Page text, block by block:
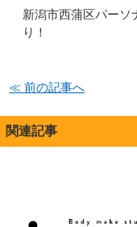
新潟市西蒲区パーソ
り！
≪ 前の記事へ
関連記事